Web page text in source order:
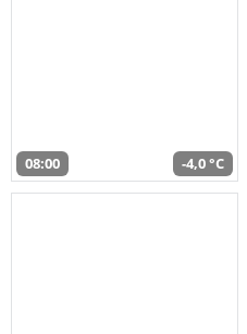
08:00 -4,0 °C